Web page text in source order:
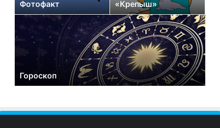
Фотофакт «Крепыш»
Гороскоп